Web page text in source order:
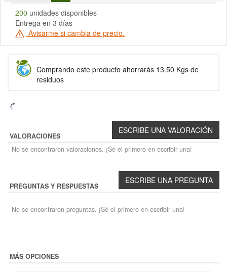
200 unidades disponibles
Entrega en 3 días
Avisarme si cambia de precio.
Comprando este producto ahorrarás 13.50 Kgs de
residuos
VALORACIONES
No se encontraron valoraciones. ¡Sé el primero en escribir una!
PREGUNTAS Y RESPUESTAS
No se encontraron preguntas. ¡Sé el primero en escribir una!
MÁS OPCIONES